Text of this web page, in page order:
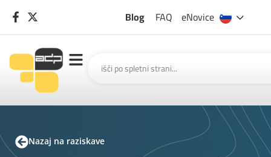
Blog FAQ eNovice
Nazaj na raziskave